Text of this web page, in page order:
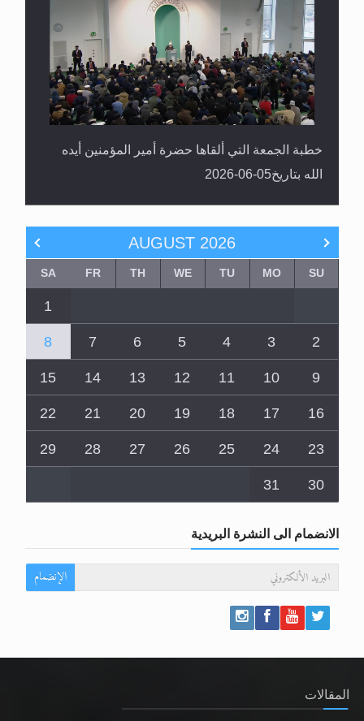
خطبة الجمعة التي ألقاها حضرة أمير المؤمنين أيده
الله بتاريخ05-06-2026
AUGUST 2026
SU
MO
TU
WE
TH
FR
SA
1
2
3
4
5
6
7
8
9
10
11
12
13
14
15
16
17
18
19
20
21
22
23
24
25
26
27
28
29
30
31
الانضمام الى النشرة البريدية
الإنضمام
المقالات